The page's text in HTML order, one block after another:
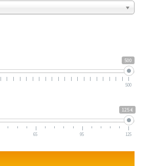
500
500
125 €
65 95 125